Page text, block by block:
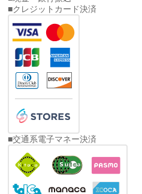
■クレジットカード決済
■交通系電子マネー決済